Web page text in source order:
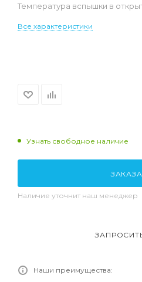
Температура вспышки в
Все характеристики
Узнать свободное наличие
Наличие уточнит наш менеджер
Наши преимущества: